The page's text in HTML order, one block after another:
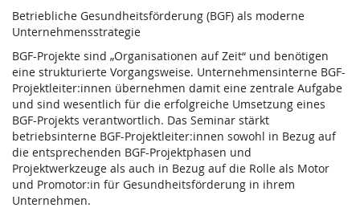
Betriebliche Gesundheitsförderung (BGF) als moderne
Unternehmensstrategie
BGF-Projekte sind „Organisationen auf Zeit“ und benötigen
eine strukturierte Vorgangsweise. Unternehmensinterne BGF-
Projektleiter:innen übernehmen damit eine zentrale Aufgabe
und sind wesentlich für die erfolgreiche Umsetzung eines
BGF-Projekts verantwortlich. Das Seminar stärkt
betriebsinterne BGF-Projektleiter:innen sowohl in Bezug auf
die entsprechenden BGF-Projektphasen und
Projektwerkzeuge als auch in Bezug auf die Rolle als Motor
und Promotor:in für Gesundheitsförderung in ihrem
Unternehmen.